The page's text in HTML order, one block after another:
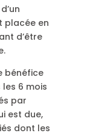
placée en
d’être
bénéfice
les 6 mois
par
est due,
dont les